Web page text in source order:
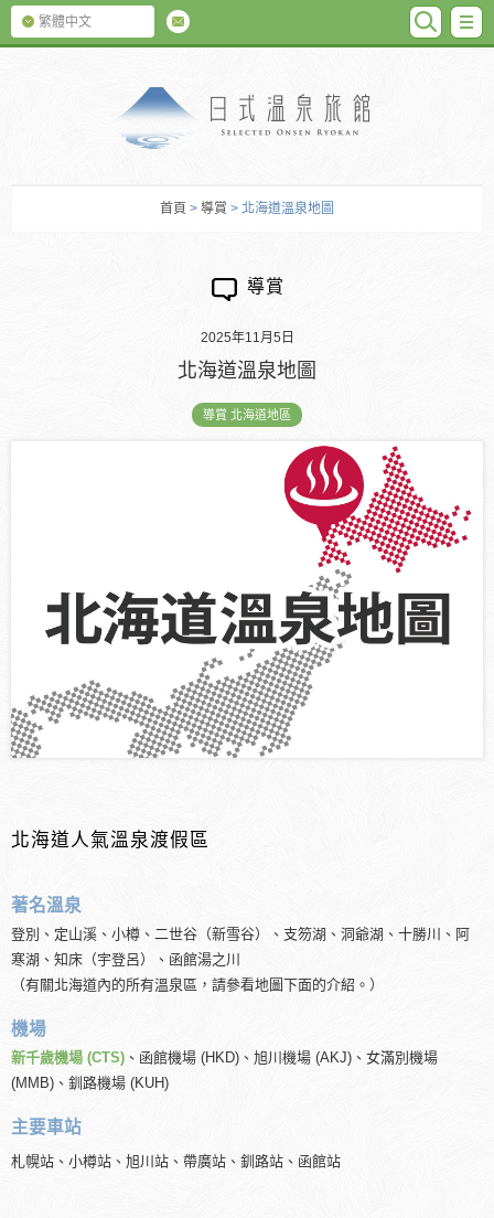
繁體中文
首頁 > 導賞 > 北海道溫泉地圖
導賞
2025年11月5日
北海道溫泉地圖
導賞 北海道地區
北海道人氣溫泉渡假區
著名溫泉
登別、定山溪、小樽、二世谷（新雪谷）、支笏湖、洞爺湖、十勝川、阿
寒湖、知床（宇登呂）、函館湯之川
（有關北海道內的所有溫泉區，請參看地圖下面的介紹。）
機場
新千歲機場 (CTS) 、函館機場 (HKD)、旭川機場 (AKJ)、女滿別機場
(MMB)、釧路機場 (KUH)
主要車站
札幌站、小樽站、旭川站、帶廣站、釧路站、函館站